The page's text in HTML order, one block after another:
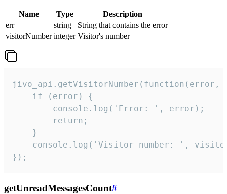
Name Type
Description
err
string
String that contains the error
visitorNumber integer Visitor's number
jivo_api.getVisitorNumber(function(error,
    if (error) {
        console.log('Error: ', error);
        return;
    }
console.log('Visitor number: ',
});
getUnreadMessagesCount#